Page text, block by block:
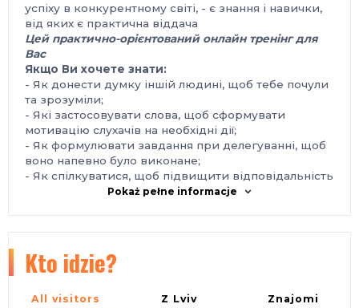
успіху в конкурентному світі, - є знання і навички,
від яких є практична віддача
Цей практично-орієнтований онлайн тренінг для
Вас
Якщо Ви хочете знати:
- Як донести думку іншій людині, щоб тебе почули
та зрозуміли;
- Які застосовувати слова, щоб сформувати
мотивацію слухачів на необхідні дії;
- Як формулювати завдання при делегуванні, щоб
воно напевно було виконане;
- Як спілкуватися, щоб підвищити відповідальність
та продуктивність діяльності підлеглих;
виступів;
- Як лаконічно та аргументовано переконувати;
ефективність сприйняття Вашого виступу;
Pokaż pełne informacje
Kto idzie?
All visitors Z Lviv Znajomi